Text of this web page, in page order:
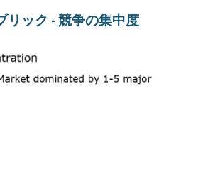
リック - 競争の集中度